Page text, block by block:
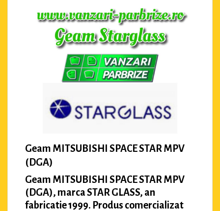
Geam MITSUBISHI SPACE STAR MPV
(DGA)
Geam MITSUBISHI SPACE STAR MPV
(DGA), marca STAR GLASS, an
fabricatie 1999. Produs comercializat